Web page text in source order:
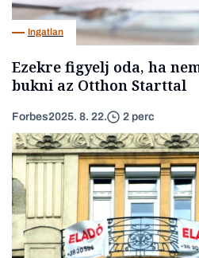
Ingatlan
Ezekre figyelj oda, ha
bukni az Otthon Starttal
Forbes2025. 8. 22. 2 perc